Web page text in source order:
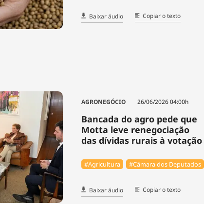
Baixar áudio Copiar o texto
AGRONEGÓCIO 26/06/2026 04:00h
Bancada do agro pede que
Motta leve renegociação
das dívidas rurais à votação
#Agricultura #Câmara dos Deputados
Baixar áudio Copiar o texto